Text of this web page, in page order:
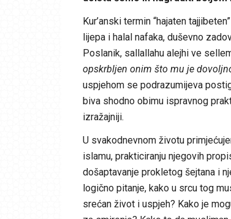
Kur’anski termin “hajaten
lijepa i halal nafaka, duševno
Poslanik, sallallahu alejhi ve
opskrbljen onim što mu je
uspjehom se podrazumijeva
biva shodno obimu ispravnog
izražajniji.
U svakodnevnom životu
islamu, prakticiranju njegovih
došaptavanje prokletog šejtana i
logično pitanje, kako u srcu tog
srećan život i uspjeh? Kako je